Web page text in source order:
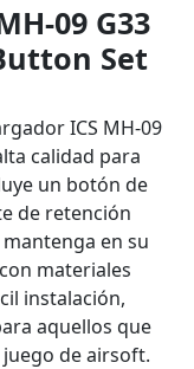
09 G33
Set
ICS MH-09
calidad para
un botón de
de retención
en su
materiales
instalación,
aquellos que
de airsoft.